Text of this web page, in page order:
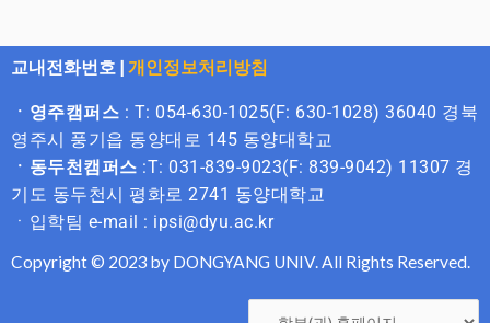
교내전화번호 | 개인정보처리방침
ㆍ영주캠퍼스 : T: 054-630-1025(F: 630-1028) 36040 경북
영주시 풍기읍 동양대로 145 동양대학교
ㆍ동두천캠퍼스 :T: 031-839-9023(F: 839-9042) 11307 경
기도 동두천시 평화로 2741 동양대학교
ㆍ입학팀 e-mail : ipsi@dyu.ac.kr
Copyright © 2023 by DONGYANG UNIV. All Rights Reserved.